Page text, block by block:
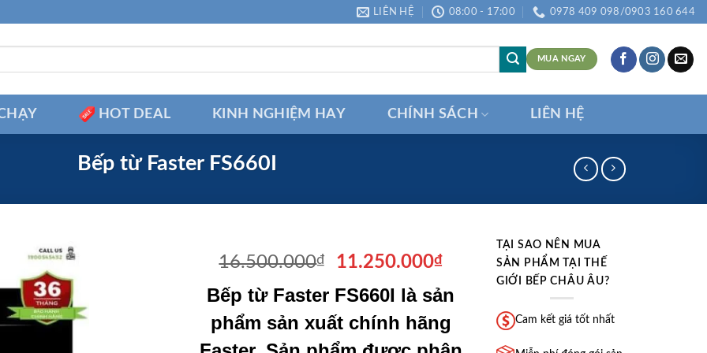
LIÊN HỆ 08:00 - 17:00 0978 409 098/0903 160 644
MUA NGAY
HOT DEAL KINH NGHIỆM HAY CHÍNH SÁCH LIÊN HỆ
Bếp từ Faster FS660I
16.500.000₫
Giá
là:
16.500.000₫.
11.250.000₫Giá
tại
là:
11.250.000₫.
Bếp từ Faster FS660I là sản
phẩm sản xuất chính hãng
TẠI SAO NÊN MUA
SẢN PHẨM TẠI THẾ
GIỚI BẾP CHÂU ÂU?
Cam kết giá tốt nhất